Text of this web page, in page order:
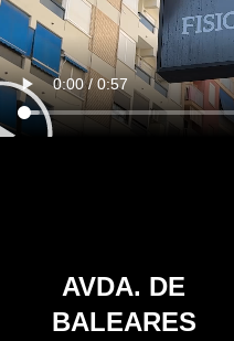
AVDA. DE
BALEARES